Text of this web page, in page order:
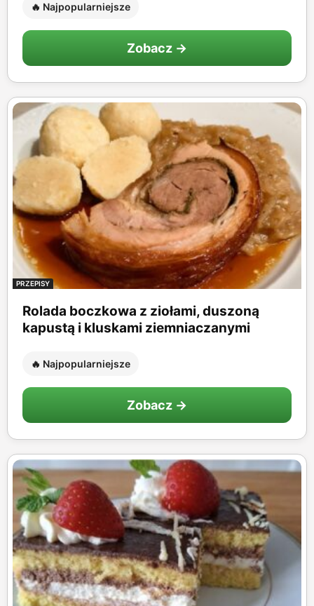
🔥 Najpopularniejsze
Zobacz →
PRZEPISY
Rolada boczkowa z ziołami, duszoną
kapustą i kluskami ziemniaczanymi
🔥 Najpopularniejsze
Zobacz →